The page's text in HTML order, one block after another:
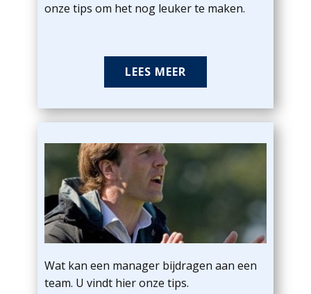
onze tips om het nog leuker te maken.
LEES MEER
Wat kan een manager bijdragen aan een
team. U vindt hier onze tips.